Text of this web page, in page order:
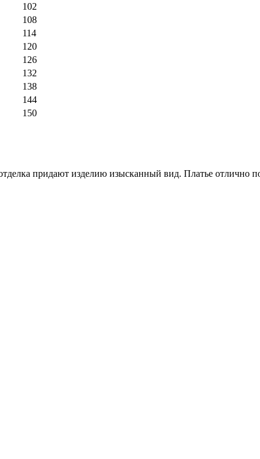
102
108
114
120
126
132
138
144
150
придают изделию изысканный вид. Платье отлично